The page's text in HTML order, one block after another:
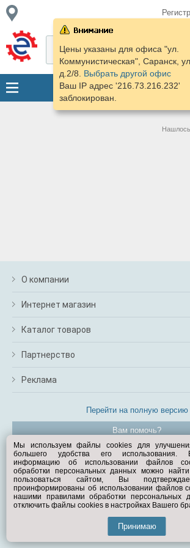
Цены указаны для офиса "ул.
Коммунистическая", Саранск,
д.2/8. Выбрать другой офис
Ваш IP адрес '216.73.216.232'
заблокирован.
О компании
Интернет магазин
Каталог товаров
Партнерство
Реклама
Перейти на полную версию
Вам помочь?
© Exist.ru 1998—2026
Мы используем файлы cookies для
большего удобства его использования.
информацию об использовании файлов
обработки персональных данных можно
пользоваться сайтом, Вы
проинформированы об использовании файлов
нашими правилами обработки персональных
отключить файлы cookies в настройках Вашего
Принимаю